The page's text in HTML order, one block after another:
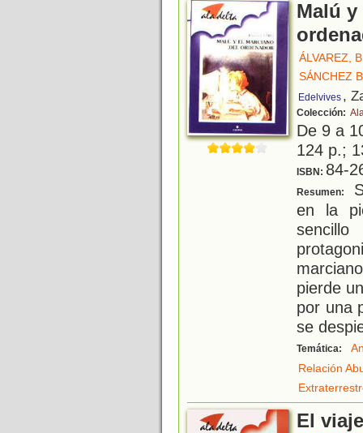
Malú
ÁLVAREZ,
SÁNCHEZ
Edelvives ,
Colección:
De 9 a
124 p.;
ISBN: 84-
Resumen:
en la
pierde
por una
se
Temática:
Relación
El